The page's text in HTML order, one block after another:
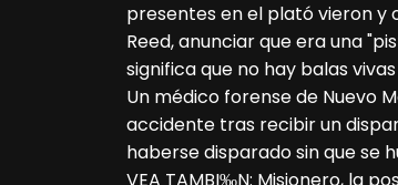
presentes en el plató vieron y
Reed, anunciar que era una
significa que no hay balas
Un médico forense de Nuevo
accidente tras recibir un
haberse disparado sin que se